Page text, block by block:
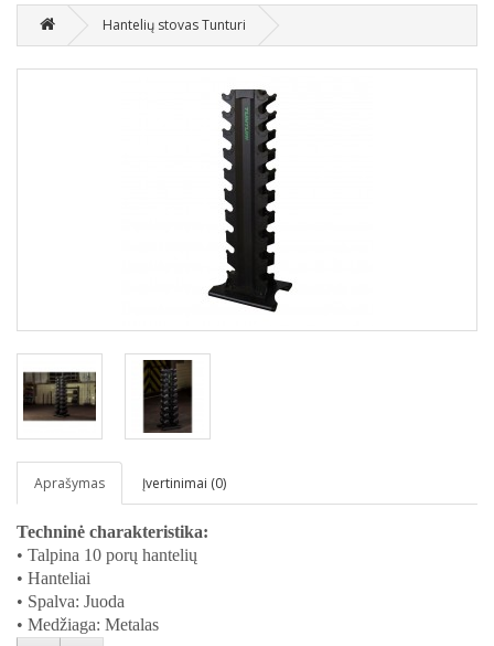
Hantelių stovas Tunturi
Aprašymas Įvertinimai (0)
Techninė charakteristika:
• Talpina 10 porų hantelių
• Hanteliai
• Spalva: Juoda
• Medžiaga: Metalas